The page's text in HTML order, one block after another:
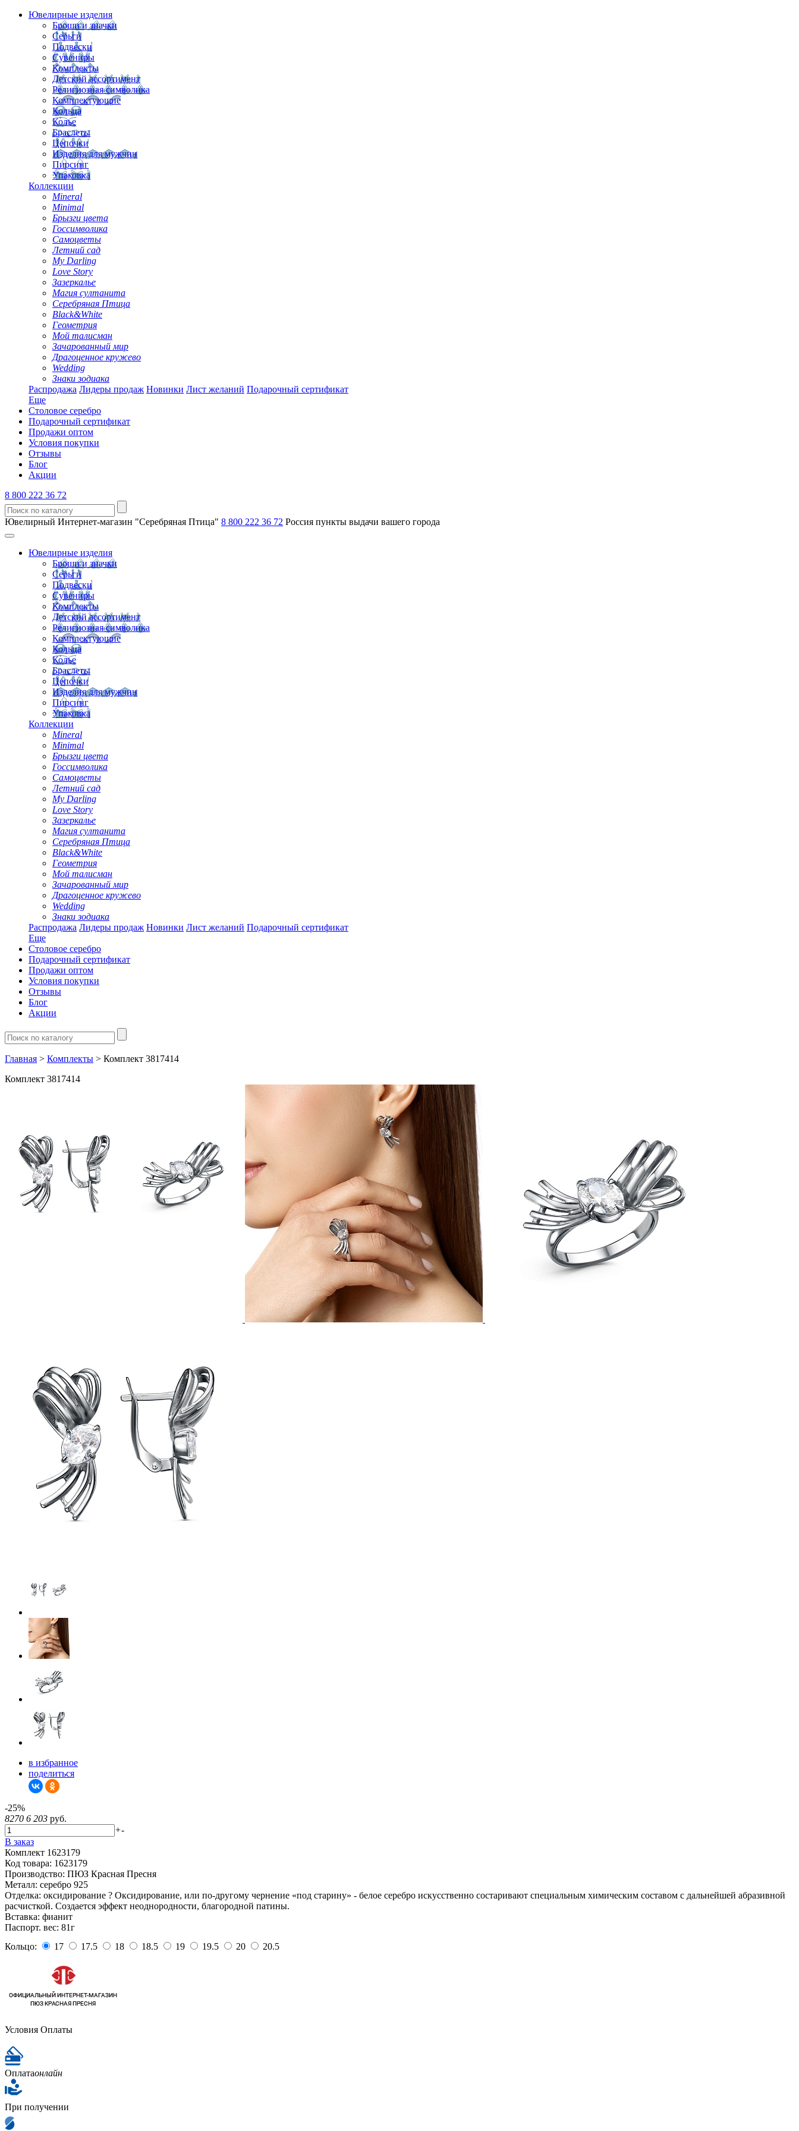
Ювелирные изделия
Броши и значки
Серьги
Подвески
Сувениры
Комплекты
Детский ассортимент
Религиозная символика
Комплектующие
Кольца
Колье
Браслеты
Цепочки
Изделия для мужчин
Пирсинг
Упаковка
Коллекции
Mineral
Minimal
Брызги цвета
Госсимволика
Самоцветы
Летний сад
My Darling
Love Story
Зазеркалье
Магия султанита
Серебряная Птица
Black&White
Геометрия
Мой талисман
Зачарованный мир
Драгоценное кружево
Wedding
Знаки зодиака
Распродажа Лидеры продаж Новинки Лист желаний Подарочный сертификат
Еще
Столовое серебро
Подарочный сертификат
Продажи оптом
Условия покупки
Отзывы
Блог
Акции
8 800 222 36 72
Ювелирный Интернет-магазин "Серебряная Птица" 8 800 222 36 72 Россия пункты выдачи вашего города
Ювелирные изделия
Броши и значки
Серьги
Подвески
Сувениры
Комплекты
Детский ассортимент
Религиозная символика
Комплектующие
Кольца
Колье
Браслеты
Цепочки
Изделия для мужчин
Пирсинг
Упаковка
Коллекции
Mineral
Minimal
Брызги цвета
Госсимволика
Самоцветы
Летний сад
My Darling
Love Story
Зазеркалье
Магия султанита
Серебряная Птица
Black&White
Геометрия
Мой талисман
Зачарованный мир
Драгоценное кружево
Wedding
Знаки зодиака
Распродажа Лидеры продаж Новинки Лист желаний Подарочный сертификат
Еще
Столовое серебро
Подарочный сертификат
Продажи оптом
Условия покупки
Отзывы
Блог
Акции
Главная > Комплекты > Комплект 3817414
Комплект 3817414
в избранное
поделиться
-25%
8270 6 203 руб.
+-
В заказ
Комплект 1623179
Код товара: 1623179
Производство: ПЮЗ Красная Пресня
Металл: серебро 925
Отделка: оксидирование ? Оксидирование, или по-другому чернение «под старину» - белое серебро искусственно состаривают специальным химическим составом с дальнейшей абразивной
расчисткой. Создается эффект неоднородности, благородной патины.
Вставка: фианит
Паспорт. вес: 81г
Кольцо:
17 17.5 18 18.5 19 19.5 20 20.5
Условия Оплаты
Оплатаонлайн
При получении